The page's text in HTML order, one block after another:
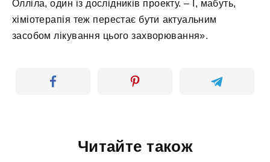
Олліла, один із дослідників проекту. – І, мабуть,
хіміотерапія теж перестає бути актуальним
засобом лікування цього захворювання».
Читайте також